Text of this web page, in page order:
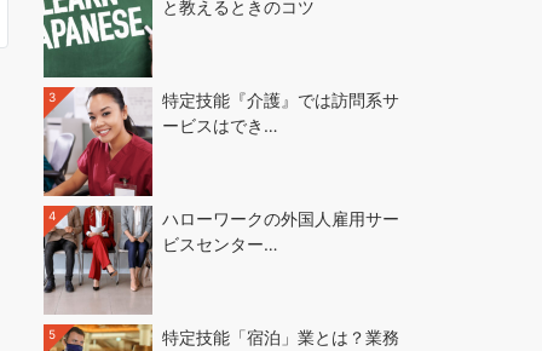
と教えるときのコツ
3
特定技能『介護』では訪問系サ
ービスはでき…
4
ハローワークの外国人雇用サー
ビスセンター…
5
特定技能「宿泊」業とは？業務